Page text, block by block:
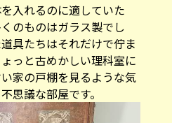
入れるのに適していた
のものはガラス製でし
具たちはそれだけで佇ま
っと古めかしい理科室に
家の戸棚を見るような気
思議な部屋です。